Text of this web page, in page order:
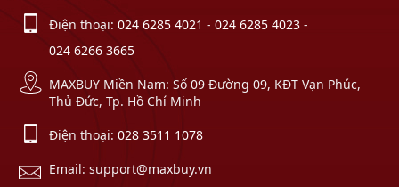
Điện thoại: 024 6285 4021 - 024 6285 4023 -
024 6266 3665
MAXBUY Miền Nam: Số 09 Đường 09, KĐT Vạn Phúc,
Thủ Đức, Tp. Hồ Chí Minh
Điện thoại: 028 3511 1078
Email: support@maxbuy.vn